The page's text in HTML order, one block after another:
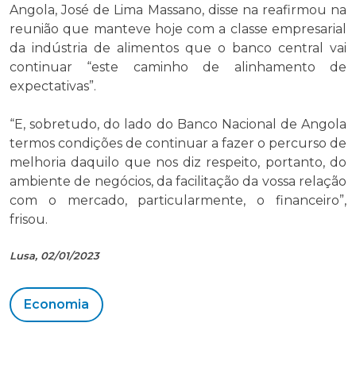
Angola, José de Lima Massano, disse na reafirmou na
reunião que manteve hoje com a classe empresarial
da indústria de alimentos que o banco central vai
continuar “este caminho de alinhamento de
expectativas”.
“E, sobretudo, do lado do Banco Nacional de Angola
termos condições de continuar a fazer o percurso de
melhoria daquilo que nos diz respeito, portanto, do
ambiente de negócios, da facilitação da vossa relação
com o mercado, particularmente, o financeiro”,
frisou.
Lusa, 02/01/2023
Economia